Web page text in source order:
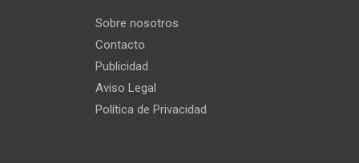
Sobre nosotros
Contacto
Publicidad
Aviso Legal
Política de Privacidad